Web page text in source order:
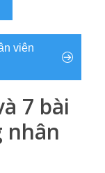
viên
7 bài
nhân